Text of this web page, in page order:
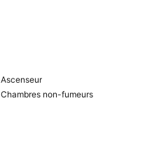
Ascenseur
Chambres non-fumeurs